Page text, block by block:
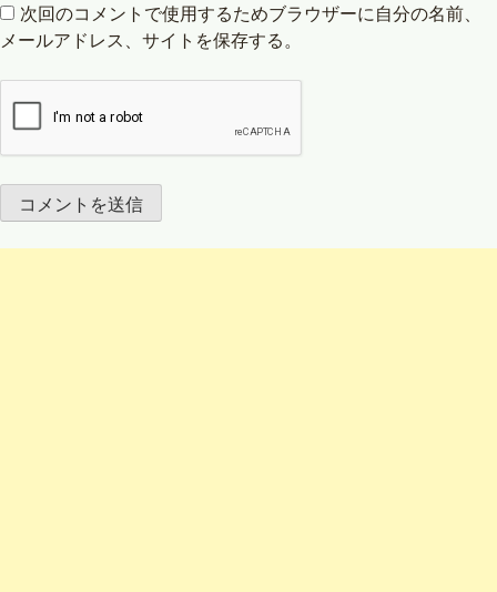
次回のコメントで使用するためブラウザーに自分の名前、
メールアドレス、サイトを保存する。